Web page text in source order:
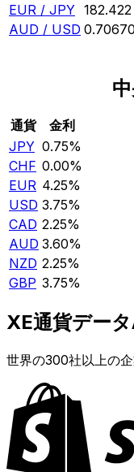
EUR / JPY 182.422
AUD / USD
通貨
金利
JPY 0.75%
CHF 0.00%
EUR 4.25%
USD 3.75%
CAD 2.25%
AUD 3.60%
NZD 2.25%
GBP 3.75%
XE通貨デー
世界の300社以上の